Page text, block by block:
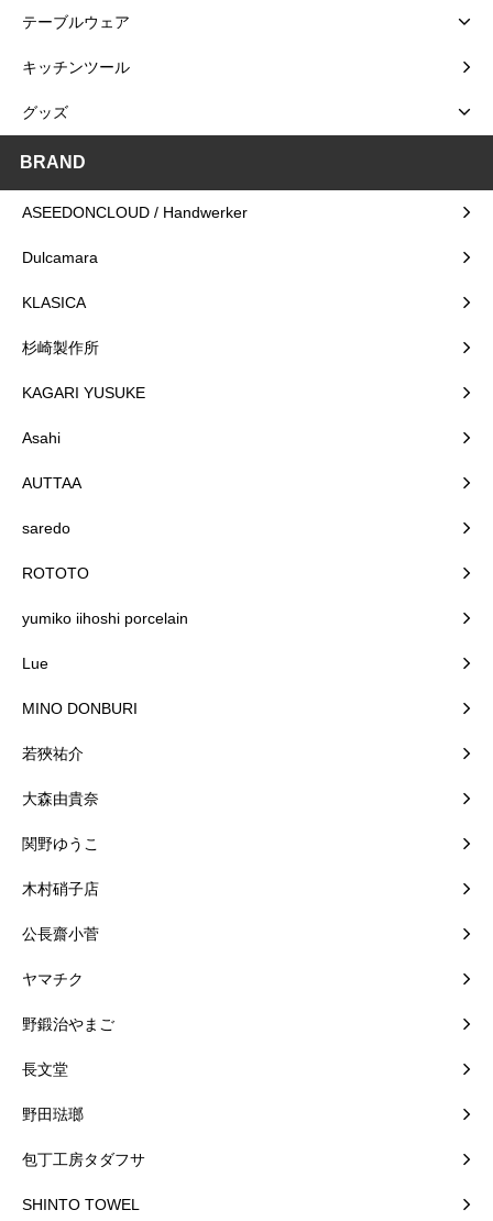
テーブルウェア
キッチンツール
グッズ
BRAND
ASEEDONCLOUD / Handwerker
Dulcamara
KLASICA
杉崎製作所
KAGARI YUSUKE
Asahi
AUTTAA
saredo
ROTOTO
yumiko iihoshi porcelain
Lue
MINO DONBURI
若狹祐介
大森由貴奈
関野ゆうこ
木村硝子店
公長齋小菅
ヤマチク
野鍛治やまご
長文堂
野田琺瑯
包丁工房タダフサ
SHINTO TOWEL